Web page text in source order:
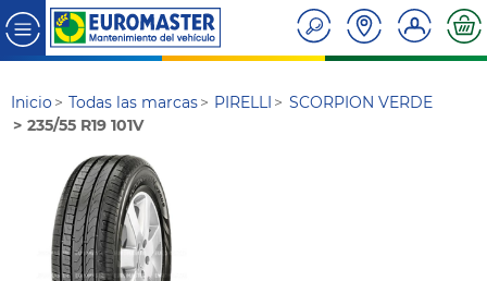
Inicio Todas las marcas PIRELLI
SCORPION VERDE
235/55 R19 101V